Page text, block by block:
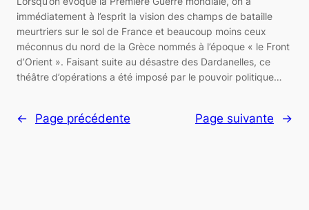
immédiatement à l’esprit la vision des champs de bataille
meurtriers sur le sol de France et beaucoup moins ceux
méconnus du nord de la Grèce nommés à l’époque « le Front
d’Orient ». Faisant suite au désastre des Dardanelles, ce
théâtre d’opérations a été imposé par le pouvoir politique…
← Page précédente Page suivante →